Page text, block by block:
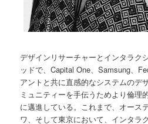
デザインリサーチャーとインタラク
ッドで、Capital One、Samsung、
アントと共に直感的なシステムのデ
ミュニティーを手伝うためより倫理
に邁進している。これまで、オース
ワ、そして東京において、インタラ